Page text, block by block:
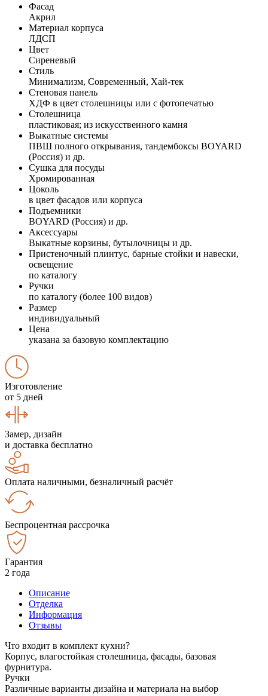
Фасад
Акрил
Материал корпуса
ЛДСП
Цвет
Сиреневый
Стиль
Минимализм, Современный, Хай-тек
Стеновая панель
ХДФ в цвет столешницы или с фотопечатью
Столешница
пластиковая; из искусственного камня
Выкатные системы
ПВШ полного открывания, тандембоксы BOYARD
(Россия) и др.
Сушка для посуды
Хромированная
Цоколь
в цвет фасадов или корпуса
Подъемники
BOYARD (Россия) и др.
Аксессуары
Выкатные корзины, бутылочницы и др.
Пристеночный плинтус, барные стойки и навески,
освещение
по каталогу
Ручки
по каталогу (более 100 видов)
Размер
индивидуальный
Цена
указана за базовую комплектацию
Изготовление
от 5 дней
Замер, дизайн
и доставка бесплатно
Оплата наличными, безналичный расчёт
Беспроцентная рассрочка
Гарантия
2 года
Описание
Отделка
Информация
Отзывы
Что входит в комплект кухни?
Корпус, влагостойкая столешница, фасады, базовая
фурнитура.
Ручки
Различные варианты дизайна и материала на выбор